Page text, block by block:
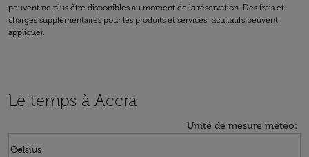
peuvent ne plus être disponibles au moment de la réservation. Des frais et
charges supplémentaires pour les produits et services facultatifs peuvent
appliquer.
Le temps à Accra
Unité de mesure météo:
Celsius
keyboard_arrow_down